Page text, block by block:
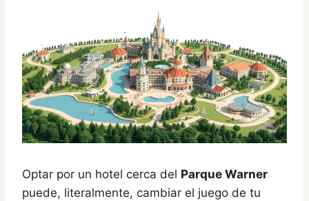
Optar por un hotel cerca del Parque Warner
puede, literalmente, cambiar el juego de tu